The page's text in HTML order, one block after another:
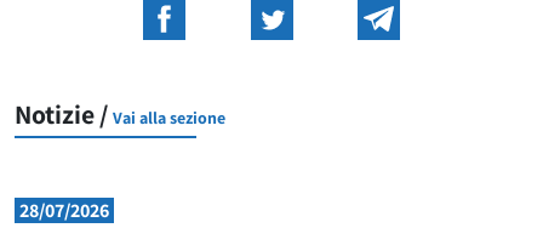
Notizie / Vai alla sezione
28/07/2026